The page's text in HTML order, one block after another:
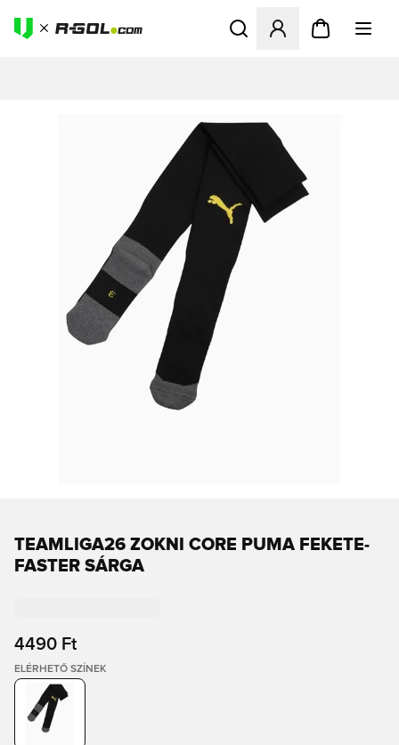
Megnyit egy modált a
TEAMLIGA26 ZOKNI CORE PUMA FEKETE-
FASTER SÁRGA
4490 Ft
ELÉRHETŐ SZÍNEK